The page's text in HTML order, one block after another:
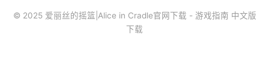
© 2025 爱丽丝的摇篮|Alice in Cradle官网下载 - 游戏指南 中文版
下载